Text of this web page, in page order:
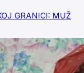
GRANICI: MUŽ